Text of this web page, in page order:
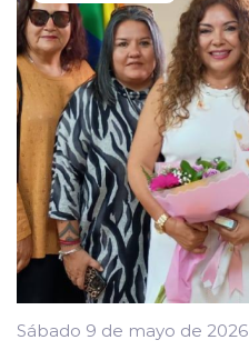
Sábado 9 de mayo de 2026